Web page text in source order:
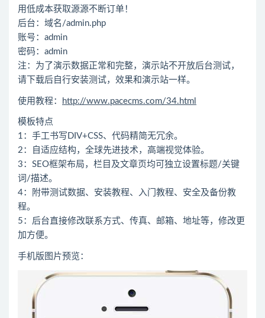
用低成本获取源源不断订单！
后台：域名/admin.php
账号：admin
密码：admin
注：为了演示数据正常和完整，演示站不开放后台测试，
请下载后自行安装测试，效果和演示站一样。
使用教程： http://www.pacecms.com/34.html
模板特点
1：手工书写DIV+CSS、代码精简无冗余。
2：自适应结构，全球先进技术，高端视觉体验。
3：SEO框架布局，栏目及文章页均可独立设置标题/关键
词/描述。
4：附带测试数据、安装教程、入门教程、安全及备份教
程。
5：后台直接修改联系方式、传真、邮箱、地址等，修改更
加方便。
手机版图片预览：